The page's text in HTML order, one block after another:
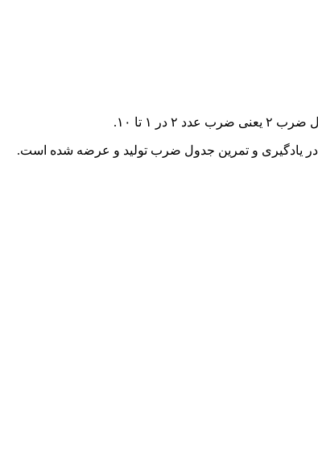
یادگیری و تمرین جدول ضرب تولید و عرضه شده است.